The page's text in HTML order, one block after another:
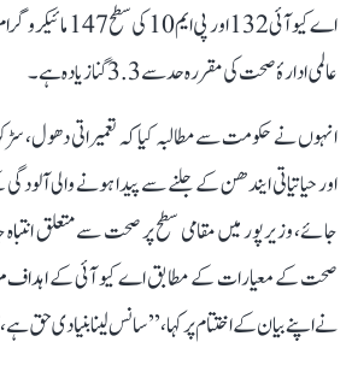
اے کیو آئی 132 اور
عالمی ادارۂ صحت کی مقررہ حد سے 3.3 گنا زیادہ ہے۔
انہوں نے حکومت سے مطالبہ کیا کہ تعمیراتی دھول،
اور حیاتیاتی ایندھن کے جلنے سے پیدا ہونے والی
جائے، وزیرپور میں مقامی سطح پر صحت سے متعلق انتباہ
صحت کے معیارات کے مطابق اے کیو آئی کے اہداف
نے اپنے بیان کے اختتام پر کہا، ’’سانس لینا بنیادی حق